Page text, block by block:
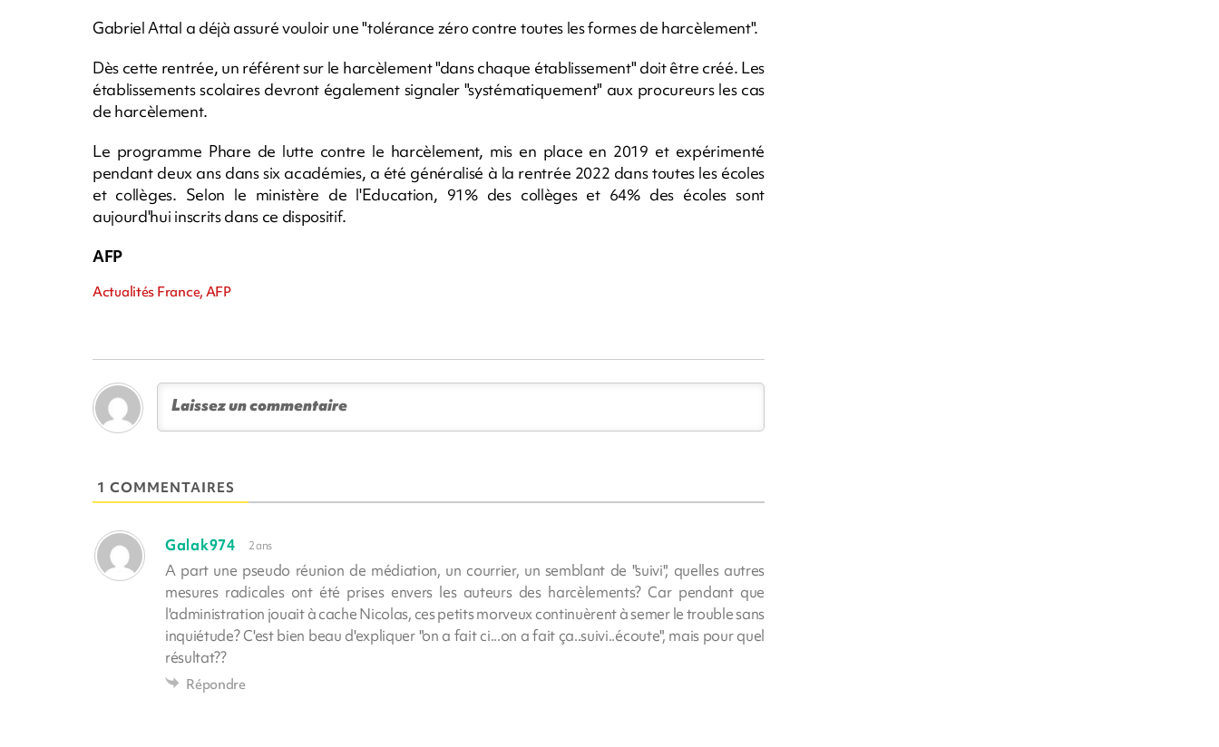
Gabriel Attal a déjà assuré vouloir une "tolérance zéro contre toutes les formes de harcèlement".
Dès cette rentrée, un référent sur le harcèlement "dans chaque établissement" doit être créé. Les
établissements scolaires devront également signaler "systématiquement" aux procureurs les cas
de harcèlement.
Le programme Phare de lutte contre le harcèlement, mis en place en 2019 et expérimenté
pendant deux ans dans six académies, a été généralisé à la rentrée 2022 dans toutes les écoles
et collèges. Selon le ministère de l'Education, 91% des collèges et 64% des écoles sont
aujourd'hui inscrits dans ce dispositif.
AFP
Actualités France, AFP
1 COMMENTAIRES
Galak974 2 ans
A part une pseudo réunion de médiation, un courrier, un semblant de "suivi", quelles autres
mesures radicales ont été prises envers les auteurs des harcèlements? Car pendant que
l'administration jouait à cache Nicolas, ces petits morveux continuèrent à semer le trouble sans
inquiétude? C'est bien beau d'expliquer "on a fait ci...on a fait ça..suivi..écoute", mais pour quel
résultat??
Répondre